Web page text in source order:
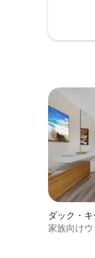
す。 カヤ
ンブレロ
車4台が含まれて
ための外
ダック・
家族向け